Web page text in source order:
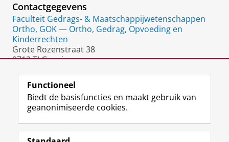
P
o
r
t
a
l
Contactgegevens
Faculteit Gedrags- & Maatschappijwetenschappen
Ortho, GOK — Ortho, Gedrag, Opvoeding en
Kinderrechten
Grote Rozenstraat 38
9712 TJ Groningen
Volg de RUG
F
a
L
i
R
S
I
n
Y
o
Functioneel
Biedt de basisfuncties en maakt gebruik van
geanonimiseerde cookies.